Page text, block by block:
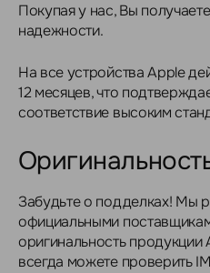
Покупая у нас, Вы
надежности.
На все устройства Apple
12 месяцев, что
соответствие высоким
Забудьте о подделках! Мы
официальными
оригинальность
всегда можете проверить